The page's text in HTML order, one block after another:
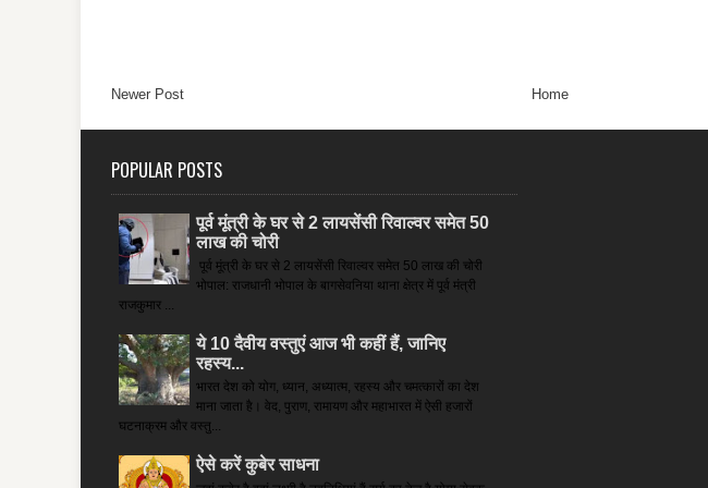
Newer Post Home
POPULAR POSTS
पूर्व मूंत्री के घर से 2 लायसेंसी रिवाल्वर समेत 50
लाख की चोरी
पूर्व मूंत्री के घर से 2 लायसेंसी रिवाल्वर समेत 50 लाख की चोरी
भोपाल: राजधानी भोपाल के बागसेवनिया थाना क्षेत्र में पूर्व मंत्री
राजकुमार ...
ये 10 दैवीय वस्तुएं आज भी कहीं हैं, जानिए
रहस्य...
भारत देश को योग, ध्यान, अध्यात्म, रहस्य और चमत्कारों का देश
माना जाता है। वेद, पुराण, रामायण और महाभारत में ऐसी हजारों
घटनाक्रम और वस्तु...
ऐसे करें कुबेर साधना